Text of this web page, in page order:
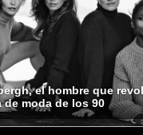
el hombre que
moda de los 90